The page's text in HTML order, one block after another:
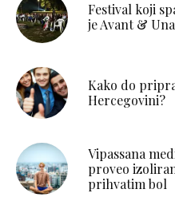
Festival koji
je Avant &
Kako do
Hercegovini?
Vipassana
proveo
prihvatim bol